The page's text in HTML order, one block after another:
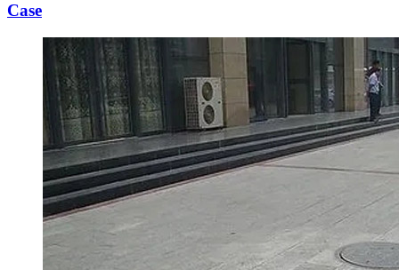
Case